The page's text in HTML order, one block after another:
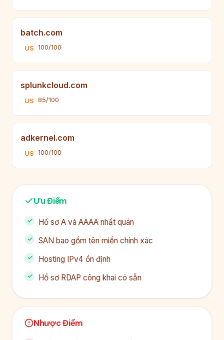
batch.com
US 100/100
splunkcloud.com
US 85/100
adkernel.com
US 100/100
Ưu Điểm
Hồ sơ A và AAAA nhất quán
SAN bao gồm tên miền chính xác
Hosting IPv4 ổn định
Hồ sơ RDAP công khai có sẵn
Nhược Điểm